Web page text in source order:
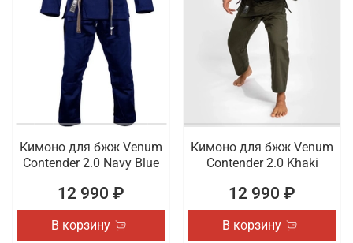
Кимоно для бжж Venum
Contender 2.0 Navy Blue
12 990 ₽
В корзину
Кимоно для бжж Venum
Contender 2.0 Khaki
12 990 ₽
В корзину